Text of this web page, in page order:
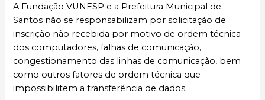
A Fundação VUNESP e a Prefeitura Municipal de
Santos não se responsabilizam por solicitação de
inscrição não recebida por motivo de ordem técnica
dos computadores, falhas de comunicação,
congestionamento das linhas de comunicação, bem
como outros fatores de ordem técnica que
impossibilitem a transferência de dados.